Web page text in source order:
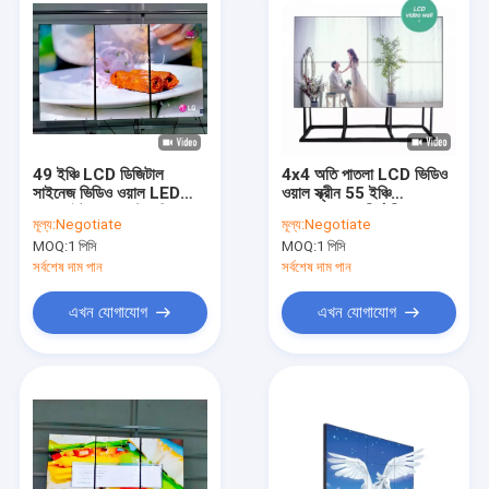
আমাদের সম্পর্কে
49 ইঞ্চি LCD ডিজিটাল
সাইনেজ ভিডিও ওয়াল LED
3.5 মিমি সরু সীমানা
মূল্য:Negotiate
MOQ:1 পিসি
সর্বশেষ দাম পান
এখন যোগাযোগ
4x4 অতি পাতলা LCD ভিডিও
ওয়াল স্ক্রীন 55 ইঞ্চি
মূল্য:Negotiate
MOQ:1 পিসি
সর্বশেষ দাম পান
এখন যোগাযোগ